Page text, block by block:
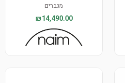
מגברים
₪14,490.00